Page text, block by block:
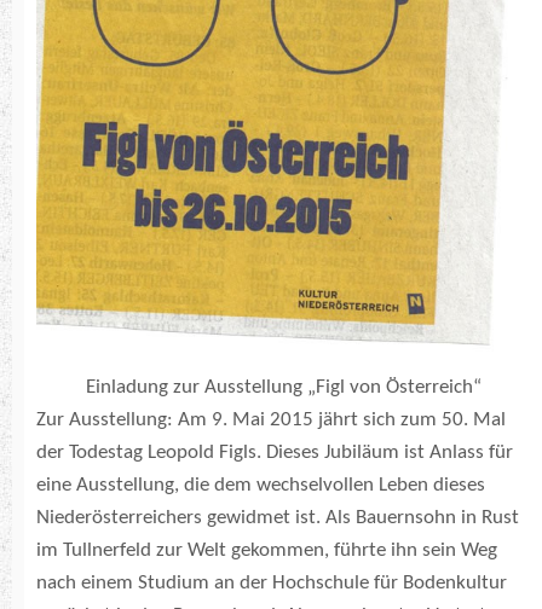
Einladung zur Ausstellung „Figl von Österreich“
Zur Ausstellung: Am 9. Mai 2015 jährt sich zum 50. Mal
der Todestag Leopold Figls. Dieses Jubiläum ist Anlass für
eine Ausstellung, die dem wechselvollen Leben dieses
Niederösterreichers gewidmet ist. Als Bauernsohn in Rust
im Tullnerfeld zur Welt gekommen, führte ihn sein Weg
nach einem Studium an der Hochschule für Bodenkultur